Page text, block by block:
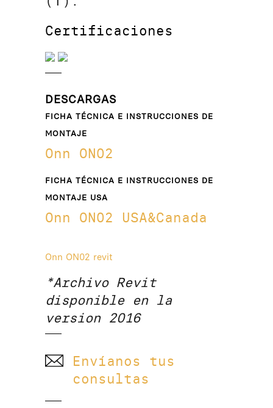
Certificaciones
DESCARGAS
FICHA TÉCNICA E INSTRUCCIONES DE
MONTAJE
Onn ON02
FICHA TÉCNICA E INSTRUCCIONES DE
MONTAJE USA
Onn ON02 USA&Canada
Onn ON02 revit
*Archivo Revit
disponible en la
version 2016
Envíanos tus
consultas